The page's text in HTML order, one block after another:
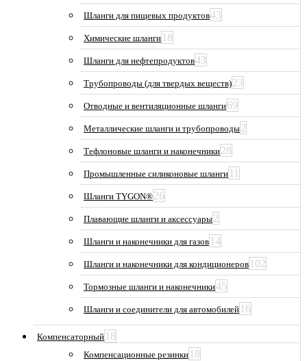
Шланги для пищевых продуктов43
Химические шланги 18
Шланги для нефтепродуктов43
Трубопроводы (для твердых веществ)23
Отводные и вентиляционные шланги69
Металлические шланги и трубопроводы2
Тефлоновые шланги и наконечники28
Промышленные силиконовые шланги 11
Шланги TYGON®26
Плавающие шланги и аксессуары2
Шланги и наконечники для газов 14
Шланги и наконечники для кондиционеров 102
Тормозные шланги и наконечники45
Шланги и соединители для автомобилей 16
Компенсаторный 18
Компенсационные резинки 18